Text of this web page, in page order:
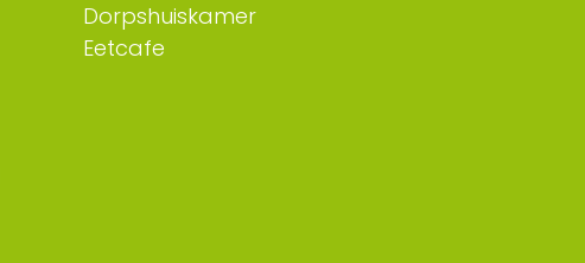
Dorpshuiskamer
Eetcafe